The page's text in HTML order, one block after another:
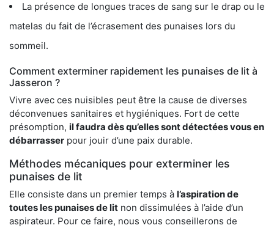
La présence de longues traces de sang sur le drap ou le
matelas du fait de l’écrasement des punaises lors du
sommeil.
Comment exterminer rapidement les punaises de lit à
Jasseron ?
Vivre avec ces nuisibles peut être la cause de diverses
déconvenues sanitaires et hygiéniques. Fort de cette
présomption, il faudra dès qu’elles sont détectées vous en
débarrasser pour jouir d’une paix durable.
Méthodes mécaniques pour exterminer les
punaises de lit
Elle consiste dans un premier temps à l’aspiration de
toutes les punaises de lit non dissimulées à l’aide d’un
aspirateur. Pour ce faire, nous vous conseillerons de